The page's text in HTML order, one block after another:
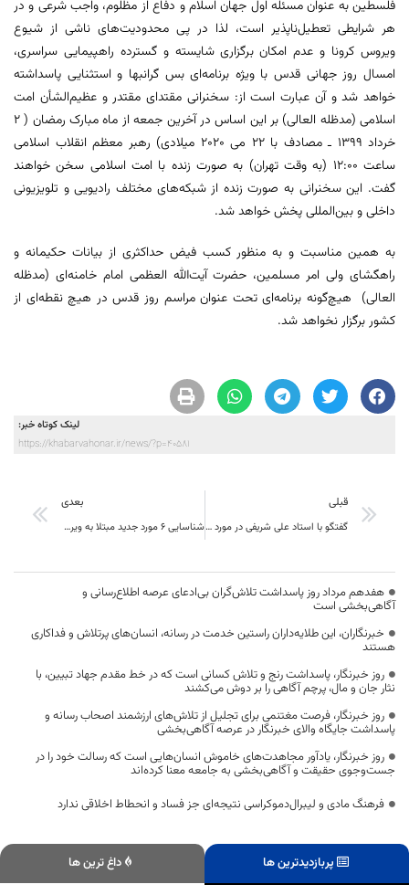
فلسطین به عنوان مسئله اول جهان اسلام و دفاع از مظلوم، واجب شرعی و در
هر شرایطی تعطیل‌ناپذیر است، لذا در پی محدودیت‌های ناشی از شیوع
ویروس کرونا و عدم امکان برگزاری شایسته و گسترده راهپیمایی سراسری،
امسال روز جهانی قدس با ویژه برنامه‌ای بس گرانبها و استثنایی پاسداشته
خواهد شد و آن عبارت است از: سخنرانی مقتدای مقتدر و عظیم‌الشأن امت
اسلامی (مدظله العالی) بر این اساس در آخرین جمعه از ماه مبارک رمضان ( 2
خرداد 1399 ـ مصادف با 22 می 2020 میلادی) رهبر معظم انقلاب اسلامی
ساعت 12:00 (به وقت تهران) به صورت زنده با امت اسلامی سخن خواهند
گفت. این سخنرانی به صورت زنده از شبکه‌های مختلف رادیویی و تلویزیونی
داخلی و بین‌المللی پخش خواهد شد.
به همین مناسبت و به منظور کسب فیض حداکثری از بیانات حکیمانه و
راهگشای ولی امر مسلمین، حضرت آیت‌الله العظمی امام خامنه‌ای (مدظله
العالی) هیچ‌گونه برنامه‌ای تحت عنوان مراسم روز قدس در هیچ نقطه‌ای از
کشور برگزار نخواهد شد.
لینک کوتاه خبر:
https://khabarvahonar.ir/news/?p=40581
قبلی
گفتگو با استاد علی شریفی در مورد ویژگی های یک متن خوب
بعدی
شناسایی 6 مورد جدید مبتلا به ویروس کرونا در خراسان جنوبی
هفدهم مرداد روز پاسداشت تلاش‌گران بی‌ادعای عرصه اطلاع‌رسانی و
آگاهی‌بخشی است
خبرنگاران، این طلایه‌داران راستین خدمت در رسانه، انسان‌های پرتلاش و فداکاری
هستند
روز خبرنگار، پاسداشت رنج و تلاش کسانی است که در خط مقدم جهاد تبیین، با
نثار جان و مال، پرچم آگاهی را بر دوش می‌کشند
روز خبرنگار، فرصت مغتنمی برای تجلیل از تلاش‌های ارزشمند اصحاب رسانه و
پاسداشت جایگاه والای خبرنگار در عرصه آگاهی‌بخشی
روز خبرنگار، یادآور مجاهدت‌های خاموش انسان‌هایی است که رسالت خود را در
جست‌وجوی حقیقت و آگاهی‌بخشی به جامعه معنا کرده‌اند
فرهنگ مادی و لیبرال‌دموکراسی نتیجه‌ای جز فساد و انحطاط اخلاقی ندارد
پربازدیدترین ها داغ ترین ها